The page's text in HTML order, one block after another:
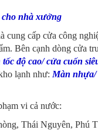
cho nhà xưởng
cấp cửa công
Bên cạnh dòng cửa
độ cao/ cửa cuốn
lạnh như: Màn
vi cả nước:
Thái Nguyên, Phú